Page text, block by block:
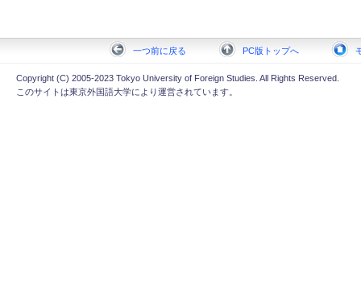
一つ前に戻る PC版トップへ
Copyright (C) 2005-2023 Tokyo University of Foreign Studies. All Rights Reserved.
このサイトは東京外国語大学により運営されています。